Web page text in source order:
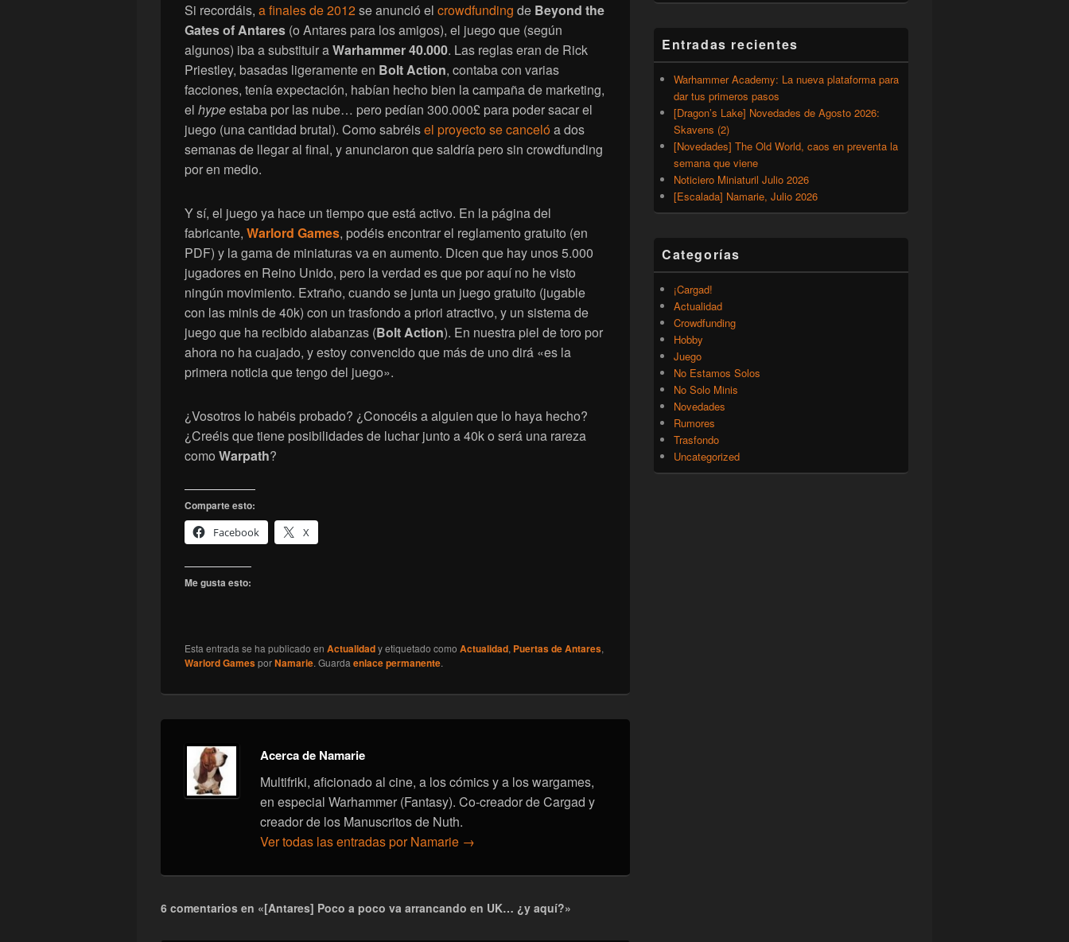
Si recordáis, a finales de 2012se anunció el crowdfunding de Beyond the
Gates of Antares (o Antares para los amigos), el juego que (según
algunos) iba a substituir aWarhammer 40.000. Las reglas eran de Rick
Priestley, basadas ligeramente en Bolt Action, contaba con varias
facciones, tenía expectación, habían hecho bien la campaña de marketing,
el hypeestaba por las nube… pero pedían 300.000£ para poder sacar el
juego (una cantidad brutal). Como sabréisel proyecto se cancelóa dos
semanas de llegar al final, y anunciaron que saldría pero sin crowdfunding
por en medio.
Y sí, el juego ya hace un tiempo que está activo. En la página del
fabricante, Warlord Games, podéis encontrar el reglamento gratuito (en
PDF) y la gama de miniaturas va en aumento. Dicen que hay unos 5.000
jugadores en Reino Unido, pero la verdad es que por aquí no he visto
ningún movimiento. Extraño, cuando se junta un juego gratuito (jugable
con las minis de 40k) con un trasfondo a priori atractivo, y un sistema de
juego que ha recibido alabanzas (Bolt Action). En nuestra piel de toro por
ahora no ha cuajado, y estoy convencido que más de uno dirá «es la
primera noticia que tengo del juego».
¿Vosotros lo habéis probado? ¿Conocéis a alguien que lo haya hecho?
¿Creéis que tiene posibilidades de luchar junto a 40k o será una rareza
como Warpath?
Comparte esto:
Facebook
X
Me gusta esto:
Esta entrada se ha publicado en Actualidady etiquetado como Actualidad, Puertas de Antares,
Warlord GamesporNamarie. Guarda enlace permanente.
Acerca de Namarie
Multifriki, aficionado al cine, a los cómics y a los wargames,
en especial Warhammer (Fantasy). Co-creador de Cargad y
creador de los Manuscritos de Nuth.
Ver todas las entradas por Namarie →
6 comentarios en «[Antares] Poco a poco va arrancando en UK… ¿y aquí?»
Entradas recientes
Warhammer Academy: La nueva plataforma para
dar tus primeros pasos
[Dragon’s Lake] Novedades de Agosto 2026:
Skavens (2)
[Novedades] The Old World, caos en preventa la
semana que viene
Noticiero Miniaturil Julio 2026
[Escalada] Namarie, Julio 2026
Categorías
¡Cargad!
Actualidad
Crowdfunding
Hobby
Juego
No Estamos Solos
No Solo Minis
Novedades
Rumores
Trasfondo
Uncategorized